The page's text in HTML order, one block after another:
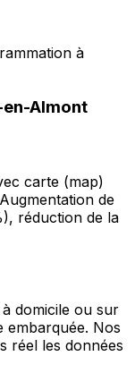
à
en-Almont
carte (map)
de
réduction de la
domicile ou sur
embarquée. Nos
réel les données